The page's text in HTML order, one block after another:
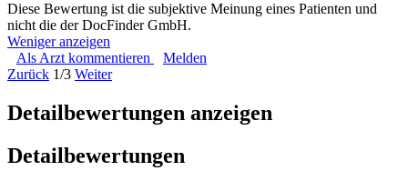
Diese Bewertung ist die subjektive Meinung eines Patienten und
nicht die der DocFinder GmbH.
Weniger anzeigen
Als Arzt kommentieren
Melden
Zurück 1/3 Weiter
Detailbewertungen anzeigen
Detailbewertungen